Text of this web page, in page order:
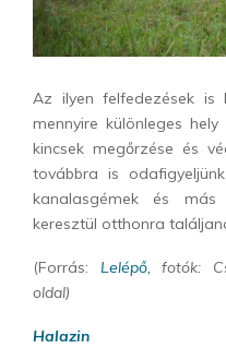
Az ilyen felfedezések is
mennyire különleges
kincsek megőrzése és
továbbra is
kanalasgémek és
keresztül otthonra
(Forrás: Lelépő,fotók:
oldal)
Halazin